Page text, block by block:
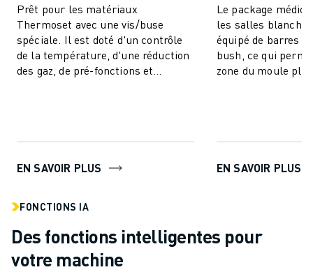
Prêt pour les matériaux
Thermoset avec une vis/buse
spéciale. Il est doté d'un contrôle
de la température, d'une réduction
des gaz, de pré-fonctions et
EN SAVOIR PLUS
Le package
les salles
équipé de barres
bush, ce qui
zone du moule
EN SAVOIR PLUS
FONCTIONS IA
Des fonctions intelligentes pour
votre machine